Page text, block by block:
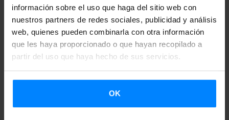
información sobre el uso que haga del sitio web con
nuestros partners de redes sociales, publicidad y análisis
web, quienes pueden combinarla con otra información
que les haya proporcionado o que hayan recopilado a
partir del uso que haya hecho de sus servicios.
OK